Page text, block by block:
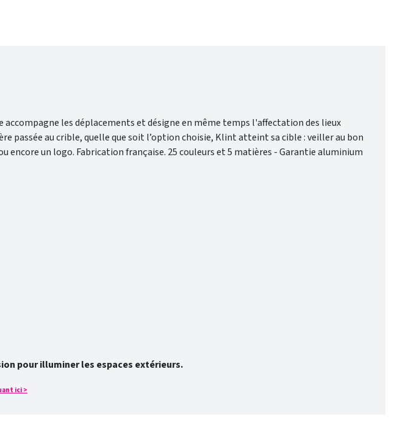
les déplacements et désigne en même temps l'affectation des lieux
passée au crible, quelle que soit l’option choisie, Klint atteint sa cible : veiller au bon
encore un logo. Fabrication française. 25 couleurs et 5 matières - Garantie aluminium
pour illuminer les espaces extérieurs.
ici >